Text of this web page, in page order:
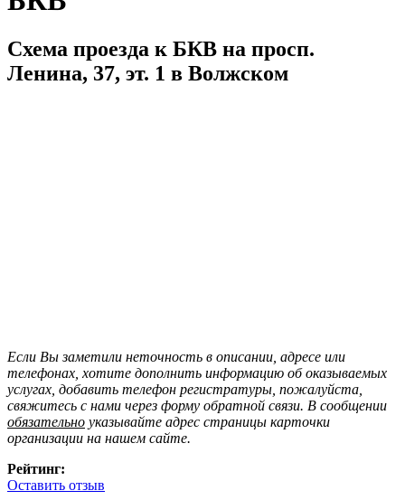
Схема проезда к БКВ на просп.
Ленина, 37, эт. 1 в Волжском
Если Вы заметили неточность в описании, адресе или
телефонах, хотите дополнить информацию об оказываемых
услугах, добавить телефон регистратуры, пожалуйста,
свяжитесь с нами через форму обратной связи. В сообщении
обязательно указывайте адрес страницы карточки
организации на нашем сайте.
Рейтинг:
Оставить отзыв